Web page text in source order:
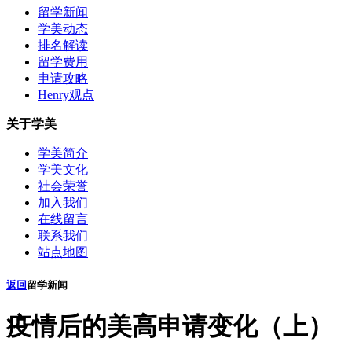
留学新闻
学美动态
排名解读
留学费用
申请攻略
Henry观点
关于学美
学美简介
学美文化
社会荣誉
加入我们
在线留言
联系我们
站点地图
返回 留学新闻
疫情后的美高申请变化（上）